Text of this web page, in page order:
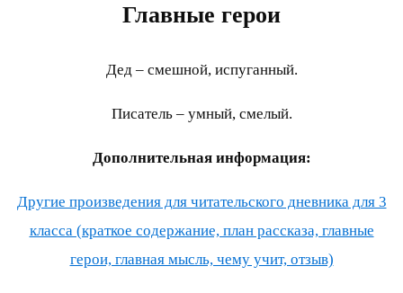
Главные герои
Дед – смешной, испуганный.
Писатель – умный, смелый.
Дополнительная информация:
Другие произведения для читательского дневника для 3
класса (краткое содержание, план рассказа, главные
герои, главная мысль, чему учит, отзыв)